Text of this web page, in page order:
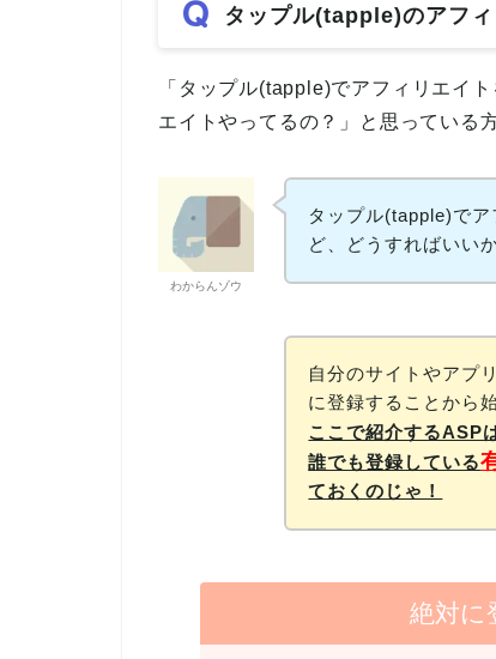
タップル(tapple)のアフ
「タップル(tapple)でアフィリエイ
エイトやってるの？」と思っている
わからんゾウ
タップル(tapple)で
ど、どうすればいい
自分のサイトやアプ
に登録することから
ここで紹介するASP
誰でも登録している
ておくのじゃ！
絶対に